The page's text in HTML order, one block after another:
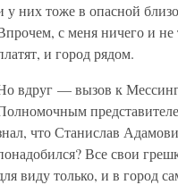
у них тоже в опасной
с меня ничего и
и город рядом.
вдруг — вызов к
что Станислав
Все свои
виду только, и в город